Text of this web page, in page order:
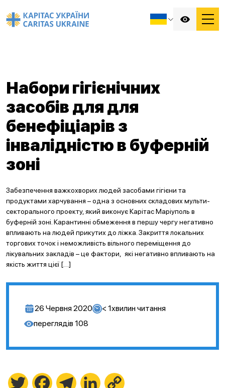
Набори гігієнічних
засобів для для
бенефіціарів з
інвалідністю в буферній
зоні
Забезпечення важкохворих людей засобами гігієни та
продуктами харчування – одна з основних складових мульти-
секторального проекту, який виконує Карітас Маріуполь в
буферній зоні. Карантинні обмеження в першу чергу негативно
впливають на людей прикутих до ліжка. Закриття локальних
торгових точок і неможливість вільного переміщення до
лікувальних закладів – це фактори, які негативно впливають на
якість життя цієї […]
26 Червня 2020 < 1хвилин читання
переглядів 108
Twitter FacebookTelegramLinkedIn